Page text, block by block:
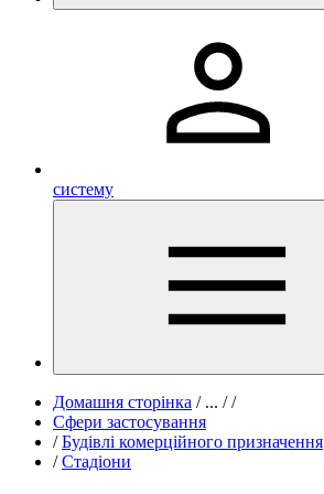
систему
Домашня сторінка /... / /
Сфери застосування
/ Будівлі комерційного призначення
/ Стадіони